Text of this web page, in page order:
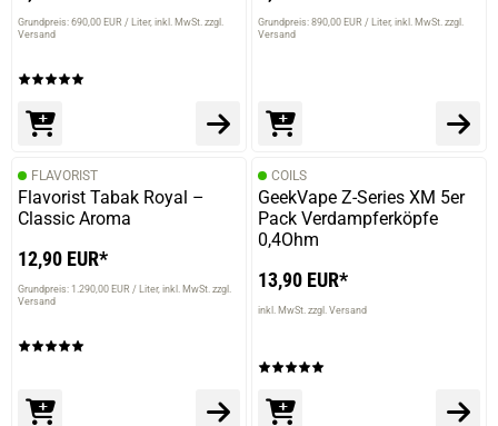
Grundpreis: 690,00 EUR / Liter inkl. MwSt. zzgl.
Versand
Grundpreis: 890,00 EUR / Liter inkl. MwSt. zzgl.
Versand
FLAVORIST
Flavorist Tabak Royal –
Classic Aroma
12,90 EUR*
Grundpreis: 1.290,00 EUR / Liter inkl. MwSt. zzgl.
Versand
COILS
GeekVape Z-Series XM 5er
Pack Verdampferköpfe
0,4Ohm
13,90 EUR*
inkl. MwSt. zzgl. Versand